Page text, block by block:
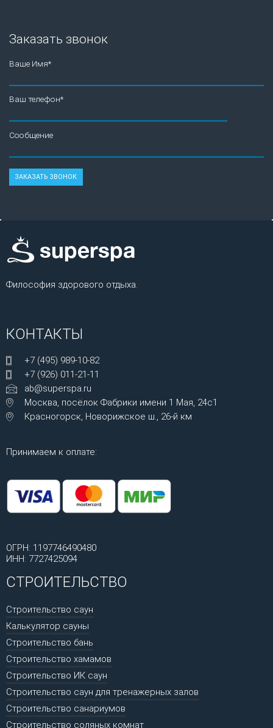
Заказать звонок
Ваше Имя*
Ваш телефон*
Сообщение
Философия здорового отдыха.
КОНТАКТЫ
+7 (495) 989-10-82
+7 (926) 011-21-11
ab@superspa.ru
Москва, посёлок Фабрики имени 1 Мая, 24с1
Красногорск, Новорижское ш., 26-й км
Принимаем к оплате:
ОГРН: 1197746490480
ИНН: 7727425094
СТРОИТЕЛЬСТВО
Строительство саун
Калькулятор сауны
Строительство бань
Строительство хамамов
Строительство ИК саун
Строительство саун для тренажерных залов
Строительство санариумов
Строительство соляных комнат